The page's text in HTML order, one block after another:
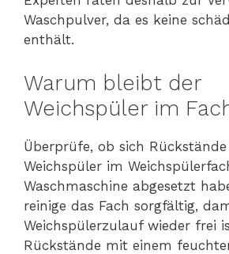
Waschpulver, da es keine
enthält.
Warum bleibt der
Weichspüler im
Überprüfe, ob sich
Weichspüler im
Waschmaschine abgesetzt
reinige das Fach sorgfältig,
Weichspülerzulauf wieder frei
Rückstände mit einem